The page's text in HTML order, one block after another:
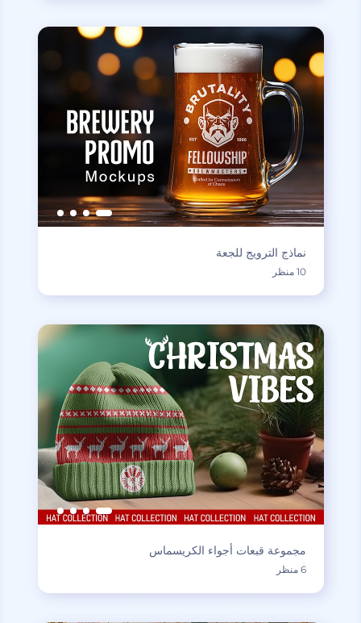
نماذج الترويج للجعة
10 منظر
مجموعة قبعات أجواء الكريسماس
6 منظر